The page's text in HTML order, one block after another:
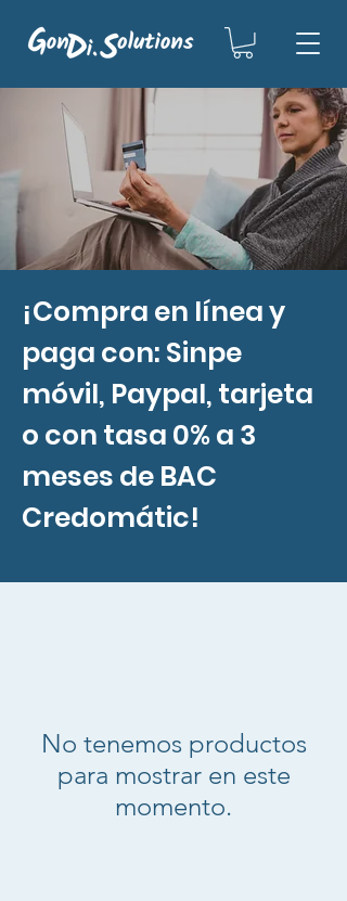
¡Compra en línea y
paga con: Sinpe
móvil, Paypal, tarjeta
o con tasa 0% a 3
meses de BAC
Credomátic!
No tenemos productos
para mostrar en este
momento.